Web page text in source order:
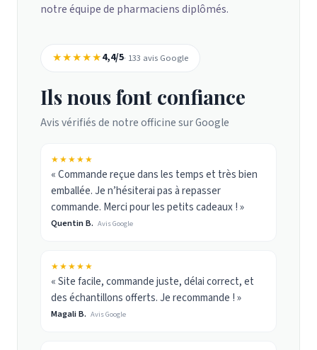
notre équipe de pharmaciens diplômés.
★★★★★4,4/5· 133 avis Google
Ils nous font confiance
Avis vérifiés de notre officine sur Google
★★★★★
« Commande reçue dans les temps et très bien
emballée. Je n’hésiterai pas à repasser
commande. Merci pour les petits cadeaux ! »
Quentin B. Avis Google
★★★★★
« Site facile, commande juste, délai correct, et
des échantillons offerts. Je recommande ! »
Magali B. Avis Google